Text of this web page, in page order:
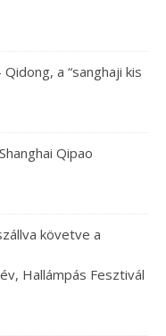
a “sanghaji kis
Qipao
követve a
Hallámpás Fesztivál